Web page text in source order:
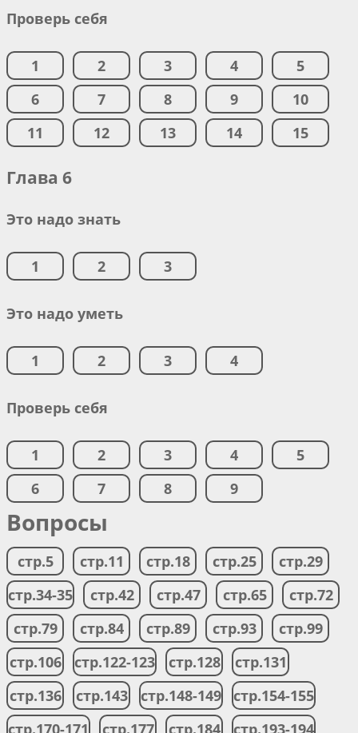
Проверь себя
1 2 3 4
5
6
7 8 9
10
11
12 13 14 15
Глава 6
Это надо знать
1 2 3
Это надо уметь
1 2 3 4
Проверь себя
1 2 3 4
5
6
7 8 9
Вопросы
стр.5 стр.11 стр.18 стр.25
стр.29
стр.34-35
стр.42 стр.47 стр.65
стр.72
стр.79
стр.84 стр.89 стр.93
стр.99
стр.106
стр.122-123 стр.128
стр.131
стр.136
стр.143 стр.148-149
стр.154-155
стр.170-171
стр.177 стр.184 стр.193-194